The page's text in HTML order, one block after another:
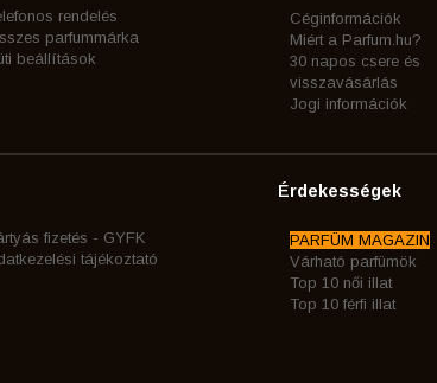
rendelés
parfummárka
beállítások
Céginformációk
Miért a Parfum.hu?
30 napos csere és
visszavásárlás
Jogi információk
fizetés - GYFK
tájékoztató
Érdekességek
PARFÜM MAGAZIN
Várható parfümök
Top 10 női illat
Top 10 férfi illat